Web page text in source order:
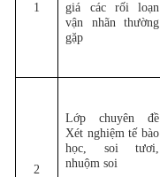
1
giá các rối loạn
vận nhãn thường
gặp
2
Lớp chuyên đề
Xét nghiệm tế bào
học, soi tươi,
nhuộm soi